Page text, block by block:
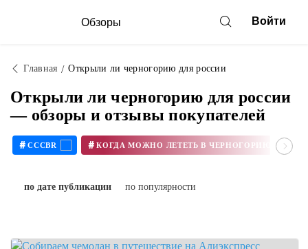
Обзоры Войти
Главная Открыли ли черногорию для россии
Открыли ли черногорию для россии
— обзоры и отзывы покупателей
# CCCBR # КОГДА МОЖНО ЛЕТЕТЬ В ЧЕРНОГОРИЮ В 2020
по дате публикации по популярности